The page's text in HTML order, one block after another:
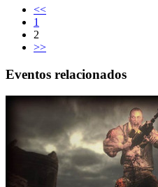
<<
1
2
>>
Eventos relacionados